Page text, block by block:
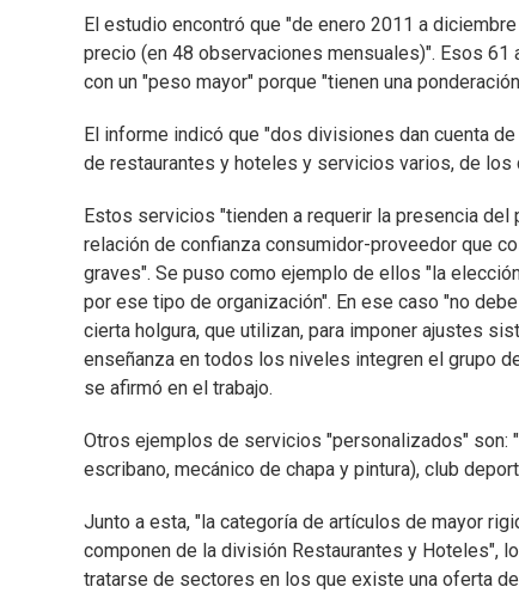
El estudio encontró que "de enero 2011 a
precio (en 48 observaciones mensuales)". Esos
con un "peso mayor" porque "tienen una
El informe indicó que "dos divisiones dan cuenta
de restaurantes y hoteles y servicios varios, de
Estos servicios "tienden a requerir la presencia del
relación de confianza consumidor-proveedor que
graves". Se puso como ejemplo de ellos "la
por ese tipo de organización". En ese caso "no
cierta holgura, que utilizan, para imponer ajustes
enseñanza en todos los niveles integren el grupo
se afirmó en el trabajo.
Otros ejemplos de servicios "personalizados"
escribano, mecánico de chapa y pintura), club
Junto a esta, "la categoría de artículos de mayor
componen de la división Restaurantes y Hoteles",
tratarse de sectores en los que existe una oferta